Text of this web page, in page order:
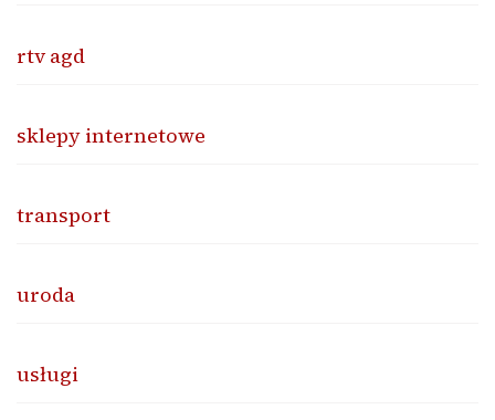
rtv agd
sklepy internetowe
transport
uroda
usługi